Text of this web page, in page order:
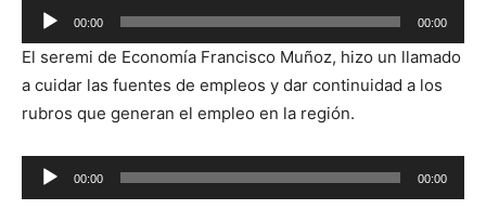
Reproductor
de
audio
00:00 00:00
El seremi de Economía Francisco Muñoz, hizo un llamado
a cuidar las fuentes de empleos y dar continuidad a los
rubros que generan el empleo en la región.
Reproductor
de
00:00 00:00